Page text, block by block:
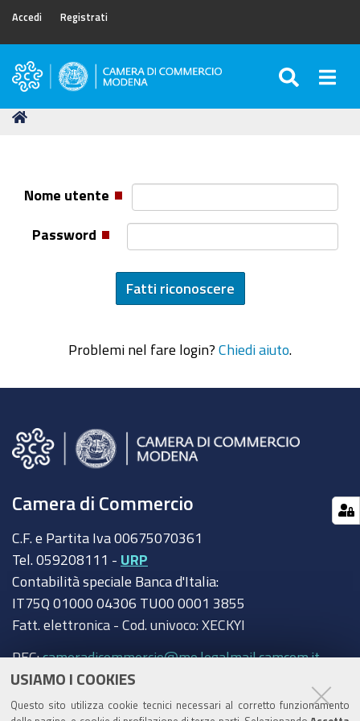
USIAMO I COOKIES
Questo sito utilizza cookie tecnici necessari al corretto funzionamento
Accedi Registrati
Camera
Commercio
Tu
Nome utente
Password
Problemi nel fare login? Chiedi aiuto
Camera di Commercio
C.F. e Partita Iva 00675070361
Tel. 059208111 - URP
Contabilità speciale Banca d'Italia:
IT75Q 01000 04306 TU00 0001 3855
Fatt. elettronica - Cod. univoco: XECKYI
PEC:cameradicommercio@mo.legalmail.camcom.it
Trasparenza